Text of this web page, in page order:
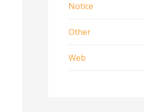
Notice
Other
Web